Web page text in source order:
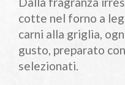
cotte nel forno a
carni alla griglia,
gusto, preparato
selezionati.